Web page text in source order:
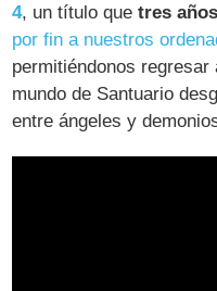
4, un título quetres
por fin a nuestros
permitiéndonos
mundo de Santuario
entre ángeles y